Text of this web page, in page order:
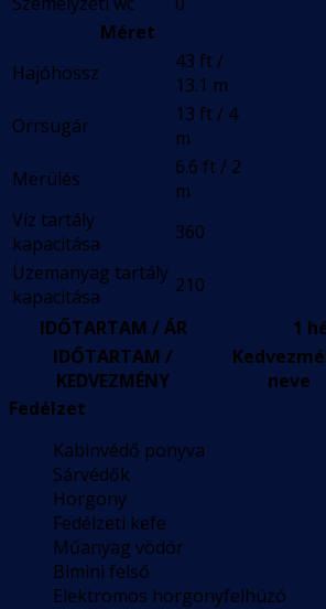
Méret
Hajóhossz
43 ft /
13.1 m
Orrsugár
13 ft / 4
m
Merülés
6.6 ft / 2
m
Víz tartály
kapacitása
360
Üzemanyag tartály
kapacitása
210
IDŐTARTAM / ÁR
1
IDŐTARTAM /
KEDVEZMÉNY
neve
Fedélzet
Kabinvédő ponyva
Sárvédők
Horgony
Fedélzeti kefe
Műanyag vödör
Bimini felső
Elektromos horgonyfelhúzó